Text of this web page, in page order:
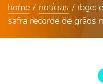
home notícias
ibge:
safra recorde de grãos